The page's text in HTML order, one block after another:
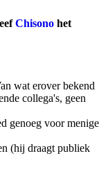
Chisono het
wat erover bekend
collega's, geen
genoeg voor menige
(hij draagt publiek